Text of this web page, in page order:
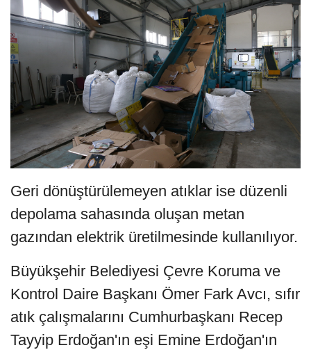
Geri dönüştürülemeyen atıklar ise düzenli
depolama sahasında oluşan metan
gazından elektrik üretilmesinde kullanılıyor.
Büyükşehir Belediyesi Çevre Koruma ve
Kontrol Daire Başkanı Ömer Fark Avcı, sıfır
atık çalışmalarını Cumhurbaşkanı Recep
Tayyip Erdoğan'ın eşi Emine Erdoğan'ın